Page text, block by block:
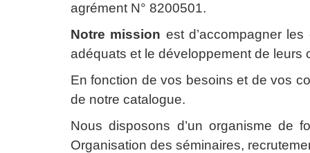
agrément N° 8200501.
Notre mission est d’accompagner
adéquats et le développement de
En fonction de vos besoins et de vos
de notre catalogue.
Nous disposons d’un organisme de
Organisation des séminaires,